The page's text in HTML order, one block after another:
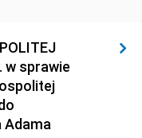
w sprawie
Adama